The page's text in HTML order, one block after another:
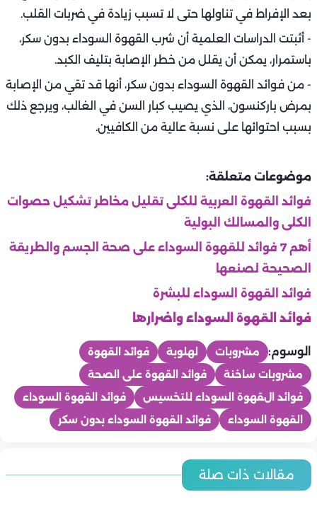
بعد الإفراط في تناولها حتى لا تسبب زيادة في ضربات القلب.
- أثبتت الدراسات العلمية أن شرب القهوة السوداء بدون سكر،
باستمرار، يمكن أن يقلل من خطر الإصابة بتليف الكبد.
- من فوائد القهوة السوداء بدون سكر، أنها قد تقي من الإصابة
بمرض باركنسون، الذي يصيب كبار السن في الغالب، ويرجع ذلك
بسبب احتوائها على نسبة عالية من الكافيين.
موضوعات متعلقة:
فوائد القهوة العربية للكلى تقليل مخاطر تشكيل حصوات
الكلى والمسالك البولية
أهم 7 فوائد للقهوة السوداء على صحة الجسم والطريقة
الصحيحة لصنعها
فوائد القهوة السوداء للبشرة
فوائد القهوة السوداء واضرارها
الوسوم: مشروبات لهلوبة
فوائد القهوة
مشروبات ساخنة
فوائد القهوة على الصحة
فوائد القهوة السوداء للتخسيس
فوائد القهوة السوداء
القهوة السوداء
فوائد القهوة السوداء بدون سكر
مقالات ذات صلة
7 معلومات مهمة عن فيروس هانتا.. كل ما يجب أن تعرفه لحماية
صحة
هل ينتقل فيروس هانتا بين البشر؟ إليك الحقيقة الكاملة
صحة
صحة
صحة